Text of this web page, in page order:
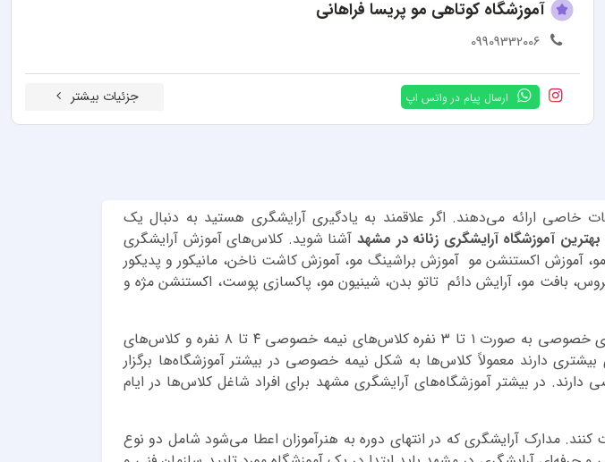
آموزشگاه کوتاهی مو پریسا فراهانی
09909332006
ارسال پیام در واتس اپ جزئیات بیشتر
خاصی ارائه می‌دهند. اگر علاقمند به یادگیری آرایشگری هستید به دنبال یک
بهترین آموزشگاه‌ آرایشگری زنانه در مشهد آشنا شوید. کلاس‌های آموزش آرایشگری
آموزش اکستنشن مو آموزش براشینگ مو، آموزش کاشت ناخن، مانیکور و پدیکور
بافت مو، آرایش دائم تاتو بدن، شینیون مو، پاکسازی پوست، اکستنشن مژه و
این کلاس‌ها به صورت خصوصی نیمه خصوصی و گروهی برگزار می‌شوند. کلاس‌های خصوصی به صورت ۱ تا ۳ نفره کلاس‌های نیمه خصوصی ۴ تا ۸ نفره و کلاس‌های
تقاضای بیشتری دارند معمولاً کلاس‌ها به شکل نیمه خصوصی در بیشتر آموزشگاه‌ها برگزار
در بیشتر آموزشگاه‌های آرایشگری مشهد برای افراد شاغل کلاس‌ها در ایام
مدارک آرایشگری که در انتهای دوره به هنرآموزان اعطا می‌شود شامل دو نوع